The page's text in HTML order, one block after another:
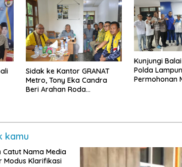
‎Sidak ke Kantor GRANAT
Metro, Tony Eka Candra
Beri Arahan Roda
Kunjungi
Polda
Permohonan
kamu
Catut Nama Media
Modus Klarifikasi